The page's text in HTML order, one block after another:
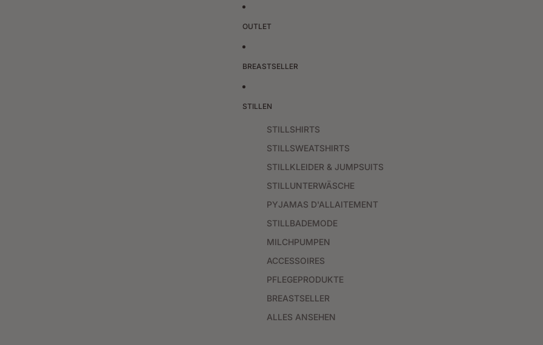
OUTLET
BREASTSELLER
STILLEN
STILLSHIRTS
STILLSWEATSHIRTS
STILLKLEIDER & JUMPSUITS
STILLUNTERWÄSCHE
PYJAMAS D'ALLAITEMENT
STILLBADEMODE
MILCHPUMPEN
ACCESSOIRES
PFLEGEPRODUKTE
BREASTSELLER
ALLES ANSEHEN